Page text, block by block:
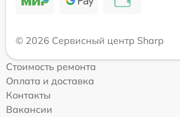
© 2026 Сервисный центр Sharp
Стоимость ремонта
Оплата и доставка
Контакты
Вакансии